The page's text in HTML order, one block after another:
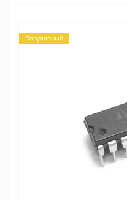
Популярный